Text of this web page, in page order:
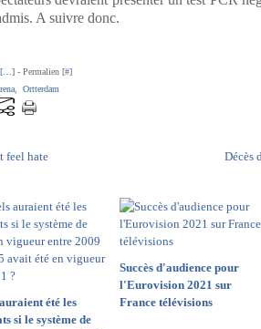
A suivre donc.
] - Permalien [#]
Ortterdam
feel hate Décès
été les
si le système de
Succès d'audience pour
l'Eurovision 2021 sur
France télévisions